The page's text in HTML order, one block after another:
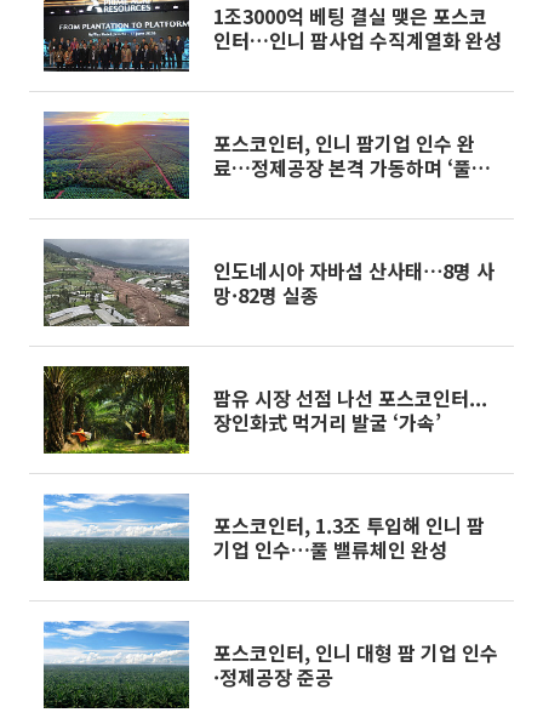
1조3000억 베팅 결실 맺은 포스코
인터…인니 팜사업 수직계열화 완성
포스코인터, 인니 팜기업 인수 완
료…정제공장 본격 가동하며 ‘풀밸
인도네시아 자바섬 산사태⋯8명 사
망·82명 실종
팜유 시장 선점 나선 포스코인터...
장인화式 먹거리 발굴 ‘가속’
포스코인터, 1.3조 투입해 인니 팜
기업 인수…풀 밸류체인 완성
포스코인터, 인니 대형 팜 기업 인수
·정제공장 준공